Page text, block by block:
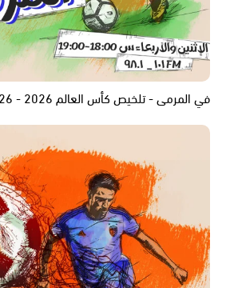
في المرمى - تلخيص كأس العالم 2026 - 20.07.2026